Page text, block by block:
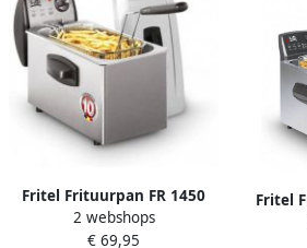
3200W 4L
Fritel Frituurpan FR 1450
Friteuse met Antistofdeksel
2-4 Personen Koude zone
2 webshops
€ 69,95
Fritel